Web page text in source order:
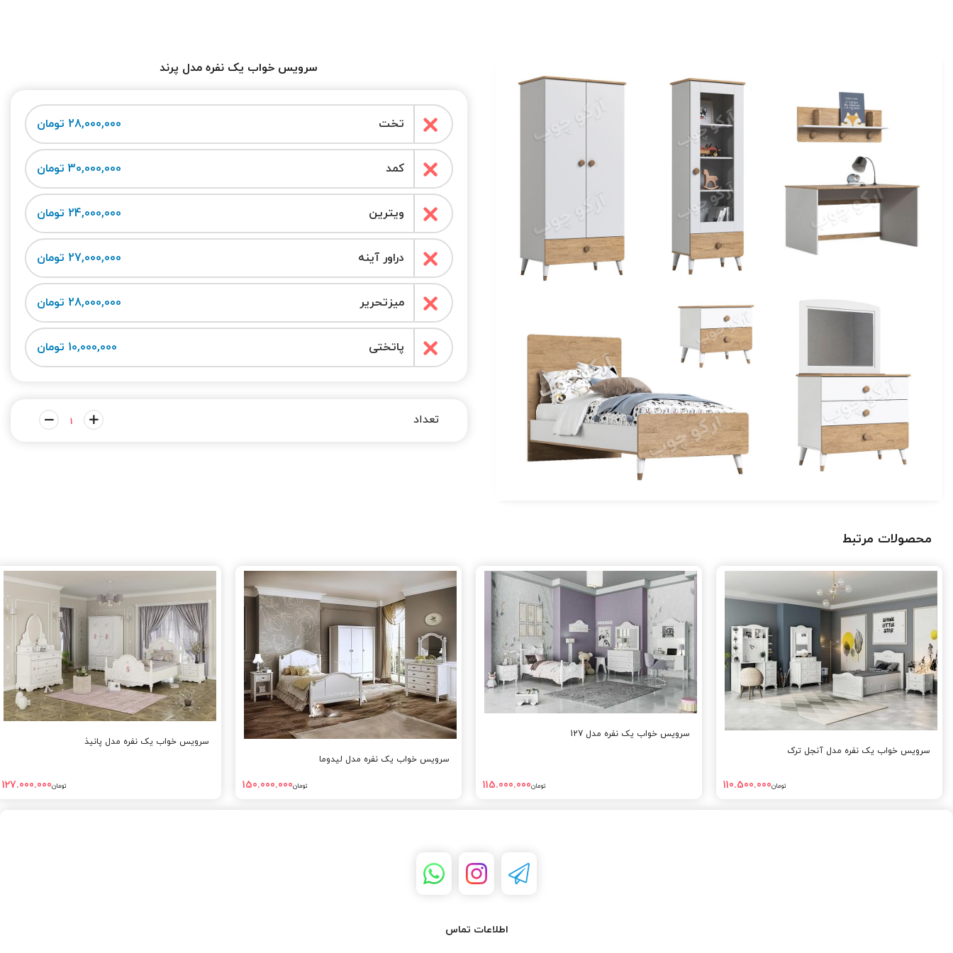
سرویس خواب یک نفره مدل پرند
تخت 28,000,000 تومان
کمد 30,000,000 تومان
ویترین 24,000,000 تومان
دراور آینه 27,000,000 تومان
میزتحریر 28,000,000 تومان
پاتختی 10,000,000 تومان
محصولات مرتبط
سرویس خواب یک نفره مدل آنجل ترک
تومان110.500.000
سرویس خواب یک نفره مدل 127
تومان115.000.000
سرویس خواب یک نفره مدل لیدوما
تومان150.000.000
سرویس خواب یک نفره مدل پانیذ
تومان127.000.000
اطلاعات تماس